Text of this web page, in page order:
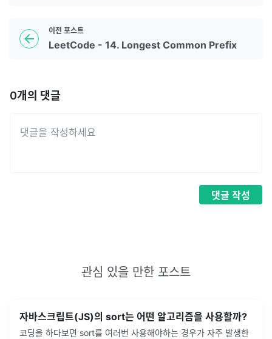
이전 포스트
LeetCode - 14. Longest Common Prefix
0개의 댓글
댓글 작성
관심 있을 만한 포스트
자바스크립트(JS)의 sort는 어떤 알고리즘을 사용할까?
코딩을 하다보면 sort를 여러번 사용해야하는 경우가 자주 발생한